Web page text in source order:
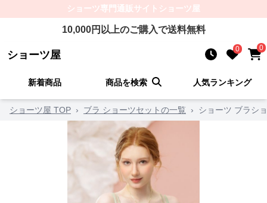
ショーツ専門通販サイト ショーツ屋
10,000円以上のご購入で送料無料
ショーツ屋 0 0
新着商品 商品を検索 人気ランキング
ショーツ屋 TOP › ブラ ショーツセットの一覧 › ショーツ ブラシ